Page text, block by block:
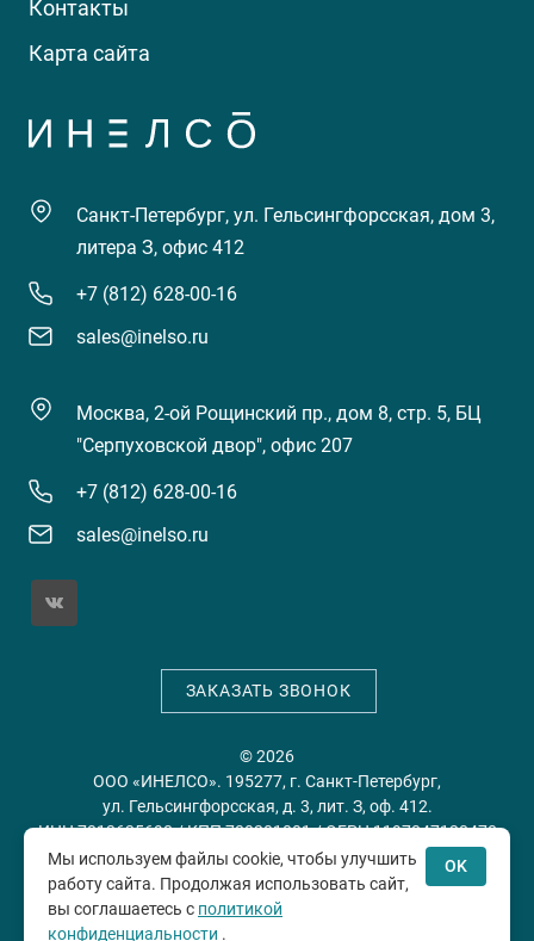
Контакты
Карта сайта
Санкт-Петербург, ул. Гельсингфорсская, дом 3,
литера З, офис 412
+7 (812) 628-00-16
sales@inelso.ru
Москва, 2-ой Рощинский пр., дом 8, стр. 5, БЦ
"Серпуховской двор", офис 207
+7 (812) 628-00-16
sales@inelso.ru
ЗАКАЗАТЬ ЗВОНОК
© 2026
ООО «ИНЕЛСО». 195277, г. Санкт-Петербург,
ул. Гельсингфорсская, д. 3, лит. З, оф. 412.
ИНН 7813635698 / КПП 780201001 / ОГРН 1197847128478
Политика конфиденциальности
соглашение
Мы используем файлы cookie, чтобы улучшить
работу сайта. Продолжая использовать сайт,
вы соглашаетесь с политикой
конфиденциальности .
OK